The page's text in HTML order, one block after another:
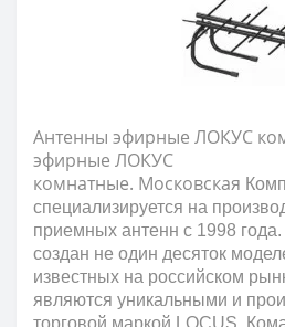
Антенны эфирные ЛОКУС
эфирные ЛОКУС
комнатные. Московская
специализируется на
приемных антенн с 1998
создан не один десяток
известных на российском
являются уникальными и
торговой маркой LOCUS.